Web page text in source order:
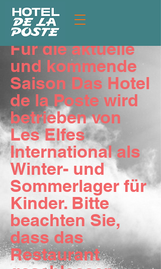
Lieber Kunde,
Für die aktuelle
und kommende
Saison Das Hotel
de la Poste wird
betrieben von
Les Elfes
International als
Winter- und
Sommerlager für
Kinder. Bitte
beachten Sie,
dass das
Restaurant